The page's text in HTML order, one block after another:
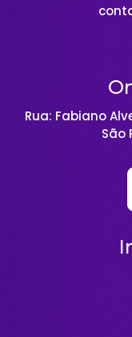
Rua: Fabiano
São